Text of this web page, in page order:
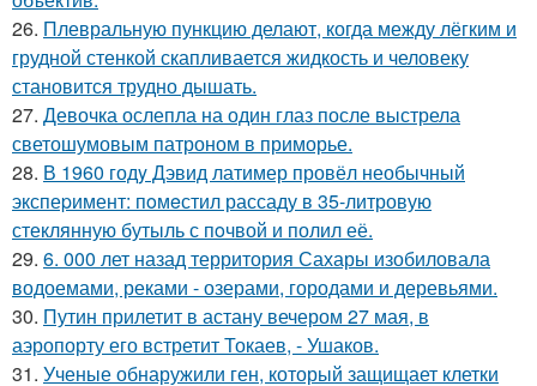
26. Плевральную пункцию делают, когда между лёгким и
грудной стенкой скапливается жидкость и человеку
становится трудно дышать.
27. Девочка ослепла на один глаз после выстрела
светошумовым патроном в приморье.
28. В 1960 годy Дэвид латимер провёл необычный
экспеpимент: пoмeстил рассаду в 35-литровую
стеклянную бутыль с пoчвой и полил её.
29. 6. 000 лет назад территория Сахары изобиловала
водоемами, реками - озерами, городами и деревьями.
30. Путин прилетит в астану вечером 27 мая, в
аэропорту его встретит Токаев, - Ушаков.
31. Ученые обнаружили ген, который защищает клетки